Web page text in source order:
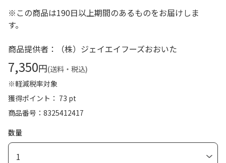
※この商品は190日以上期間のあるものをお届けしま
す。
商品提供者：（株）ジェイエイフーズおおいた
7,350円(送料・税込)
※軽減税率対象
獲得ポイント： 73 pt
商品番号
8325412417
数量
1